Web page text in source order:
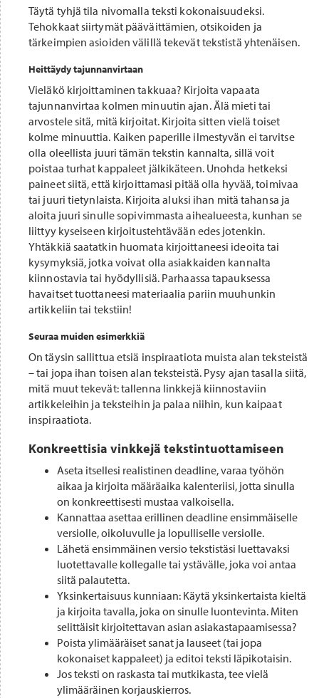
Täytä tyhjä tila nivomalla teksti kokonaisuudeksi.
Tehokkaat siirtymät pääväittämien, otsikoiden ja
tärkeimpien asioiden välillä tekevät tekstistä yhtenäisen.
Heittäydy tajunnanvirtaan
Vieläkö kirjoittaminen takkuaa? Kirjoita vapaata
tajunnanvirtaa kolmen minuutin ajan. Älä mieti tai
arvostele sitä, mitä kirjoitat. Kirjoita sitten vielä toiset
kolme minuuttia. Kaiken paperille ilmestyvän ei tarvitse
olla oleellista juuri tämän tekstin kannalta, sillä voit
poistaa turhat kappaleet jälkikäteen. Unohda hetkeksi
paineet siitä, että kirjoittamasi pitää olla hyvää, toimivaa
tai juuri tietynlaista. Kirjoita aluksi ihan mitä tahansa ja
aloita juuri sinulle sopivimmasta aihealueesta, kunhan se
liittyy kyseiseen kirjoitustehtävään edes jotenkin.
Yhtäkkiä saatatkin huomata kirjoittaneesi ideoita tai
kysymyksiä, jotka voivat olla asiakkaiden kannalta
kiinnostavia tai hyödyllisiä. Parhaassa tapauksessa
havaitset tuottaneesi materiaalia pariin muuhunkin
artikkeliin tai tekstiin!
Seuraa muiden esimerkkiä
On täysin sallittua etsiä inspiraatiota muista alan teksteistä
– tai jopa ihan toisen alan teksteistä. Pysy ajan tasalla siitä,
mitä muut tekevät: tallenna linkkejä kiinnostaviin
artikkeleihin ja teksteihin ja palaa niihin, kun kaipaat
inspiraatiota.
Konkreettisia vinkkejä tekstintuottamiseen
Aseta itsellesi realistinen deadline, varaa työhön
aikaa ja kirjoita määräaika kalenteriisi, jotta sinulla
on konkreettisesti mustaa valkoisella.
Kannattaa asettaa erillinen deadline ensimmäiselle
versiolle, oikoluvulle ja lopulliselle versiolle.
Lähetä ensimmäinen versio tekstistäsi luettavaksi
luotettavalle kollegalle tai ystävälle, joka voi antaa
siitä palautetta.
Yksinkertaisuus kunniaan: Käytä yksinkertaista kieltä
ja kirjoita tavalla, joka on sinulle luontevinta. Miten
selittäisit kirjoitettavan asian asiakastapaamisessa?
Poista ylimääräiset sanat ja lauseet (tai jopa
kokonaiset kappaleet) ja editoi teksti läpikotaisin.
Jos teksti on raskasta tai mutkikasta, tee vielä
ylimääräinen korjauskierros.